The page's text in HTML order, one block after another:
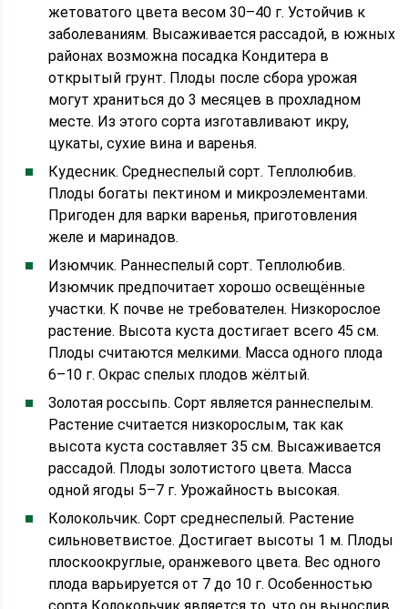
жетоватого цвета весом 30–40 г. Устойчив к
заболеваниям. Высаживается рассадой, в южных
районах возможна посадка Кондитера в
открытый грунт. Плоды после сбора урожая
могут храниться до 3 месяцев в прохладном
месте. Из этого сорта изготавливают икру,
цукаты, сухие вина и варенья.
Кудесник. Среднеспелый сорт. Теплолюбив.
Плоды богаты пектином и микроэлементами.
Пригоден для варки варенья, приготовления
желе и маринадов.
Изюмчик. Раннеспелый сорт. Теплолюбив.
Изюмчик предпочитает хорошо освещённые
участки. К почве не требователен. Низкорослое
растение. Высота куста достигает всего 45 см.
Плоды считаются мелкими. Масса одного плода
6–10 г. Окрас спелых плодов жёлтый.
Золотая россыпь. Сорт является раннеспелым.
Растение считается низкорослым, так как
высота куста составляет 35 см. Высаживается
рассадой. Плоды золотистого цвета. Масса
одной ягоды 5–7 г. Урожайность высокая.
Колокольчик. Сорт среднеспелый. Растение
сильноветвистое. Достигает высоты 1 м. Плоды
плоскоокруглые, оранжевого цвета. Вес одного
плода варьируется от 7 до 10 г. Особенностью